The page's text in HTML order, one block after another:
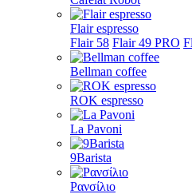
Flair espresso
Flair 58 Flair 49 PRO
Bellman coffee
ROK espresso
La Pavoni
9Barista
Ρανσίλιο